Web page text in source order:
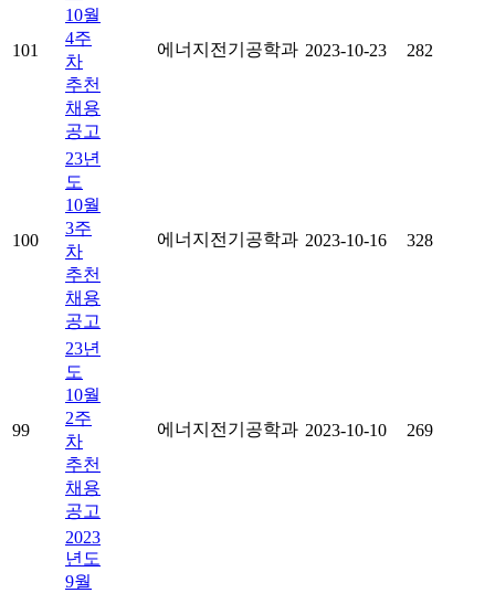
101
10월
4주
차
추천
채용
공고
에너지전기공학과 2023-10-23 282
100
23년
도
10월
3주
차
추천
채용
공고
에너지전기공학과 2023-10-16 328
99
23년
도
10월
2주
차
추천
채용
공고
에너지전기공학과 2023-10-10 269
2023
년도
9월